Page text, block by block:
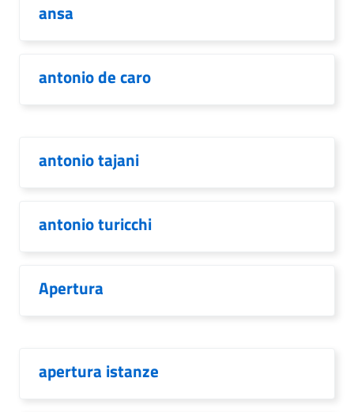
ansa
antonio de caro
antonio tajani
antonio turicchi
Apertura
apertura istanze